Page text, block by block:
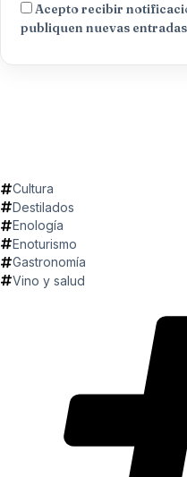
Acepto recibir
publiquen nuevas
Cultura
Destilados
Enología
Enoturismo
Gastronomía
Vino y salud